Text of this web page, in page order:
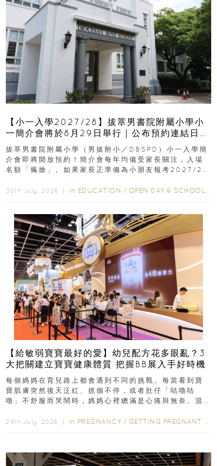
【小一入學2027/28】拔萃男書院附屬小學小
一簡介會將於8月29日舉行｜公布預約連結日期
｜更設有網上重溫
拔萃男書院附屬小學（男拔附小／DBSPD）小一入學簡
介會即將開放預約！簡介會每年均備受家長關注，入場
名額「瘋搶」。如果家長正準備為小朋友報考2027/28
30th July, 2026 ｜ In EDUCATION / OPEN DAY & SCHOOL EVENTS
【給敏弱寶寶最好的愛】幼兒配方花多眼亂？3
大把關建立寶寶健康體質 把握BB展入手好時機
每個媽媽在育兒路上都會遇到不同的挑戰。每當看到寶
寶肌膚突然後天泛紅、抓個不停，或者肚仔「咕嚕咕
嚕」不舒服而哭鬧時，媽媽心裡總滿是心痛與無奈。混
29th July, 2026 ｜ In PREGNANCY / GETTING PREGNANT